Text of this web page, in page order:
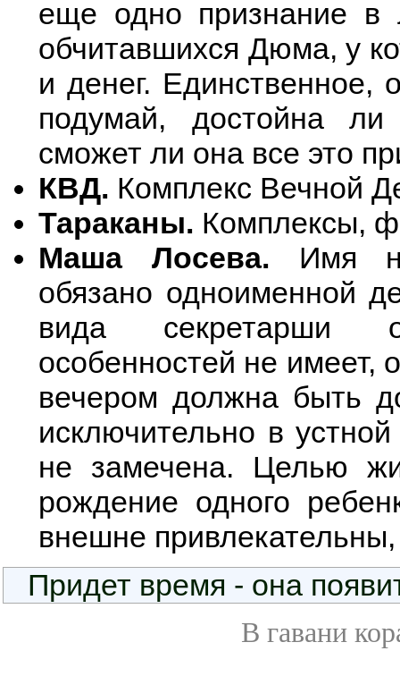
еще одно признание в
обчитавшихся Дюма, у
и денег. Единственное,
подумай, достойна
сможет ли она все это
КВД. Комплекс Вечной
Тараканы. Комплексы,
Маша Лосева. Имя
обязано одноименной
вида секретарши
особенностей не имеет,
вечером должна быть
исключительно в
не замечена. Целью
рождение одного
внешне
Придет время - она
В гавани